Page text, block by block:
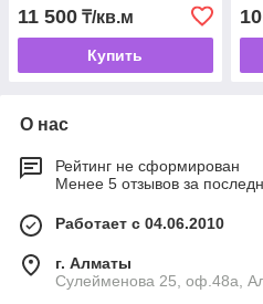
11 500 ₸/кв.м
Купить
О нас
Рейтинг не сформирован
Менее 5 отзывов за
Работает с 04.06.2010
г. Алматы
Сулейменова 25, оф.48а,